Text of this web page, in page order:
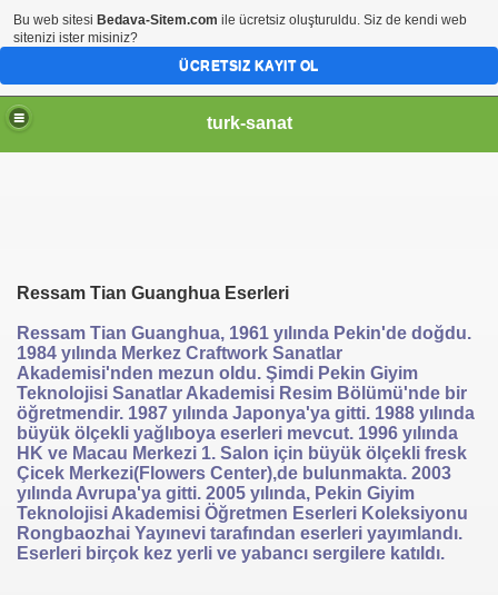
turk-sanat
Ressam Tian Guanghua Eserleri
Ressam Tian Guanghua, 1961 yılında Pekin'de doğdu.
1984 yılında Merkez Craftwork Sanatlar
Akademisi'nden mezun oldu. Şimdi Pekin Giyim
Teknolojisi Sanatlar Akademisi Resim Bölümü'nde bir
öğretmendir. 1987 yılında Japonya'ya gitti. 1988 yılında
büyük ölçekli yağlıboya eserleri mevcut. 1996 yılında
HK ve Macau Merkezi 1. Salon için büyük ölçekli fresk
Çicek Merkezi(Flowers Center),de bulunmakta. 2003
yılında Avrupa'ya gitti. 2005 yılında, Pekin Giyim
Teknolojisi Akademisi Öğretmen Eserleri Koleksiyonu
Rongbaozhai Yayınevi tarafından eserleri yayımlandı.
Eserleri birçok kez yerli ve yabancı sergilere katıldı.
Bu web sitesi Bedava-Sitem.com ile ücretsiz oluşturuldu. Siz de kendi web
sitenizi ister misiniz?
ÜCRETSIZ KAYIT OL